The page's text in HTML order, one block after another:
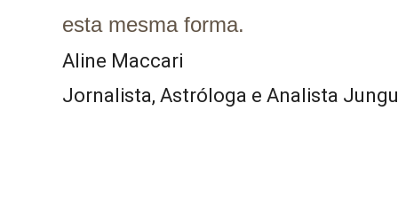
esta mesma forma.
Aline Maccari
Jornalista, Astróloga e Analista